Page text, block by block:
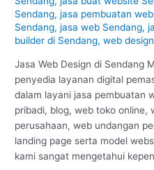
Sendang,jasa pembuatan
Sendang,jasa web Sendang,
builder di Sendang,web
Jasa Web Design di Sendang
penyedia layanan digital
dalam layani jasa pembuatan
pribadi, blog, web toko online,
perusahaan, web undangan
landing page serta model
kami sangat mengetahui
:
Murah
Berkualitas
#1